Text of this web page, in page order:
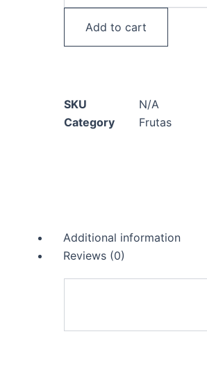
Add to cart
SKU
N/A
Category
Frutas
Additional information
Reviews (0)